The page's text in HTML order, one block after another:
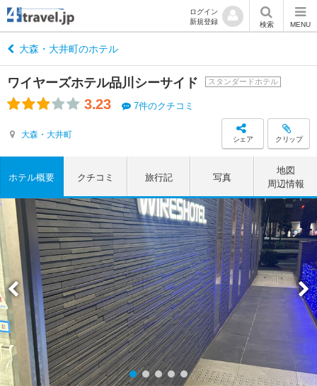
ログイン
新規登録
検索 MENU
大森・大井町のホテル
ワイヤーズホテル品川シーサイド スタンダードホテル
3.23 7件のクチコミ
大森・大井町 シェア クリップ
ホテル概要 クチコミ 旅行記 写真
地図
周辺情報